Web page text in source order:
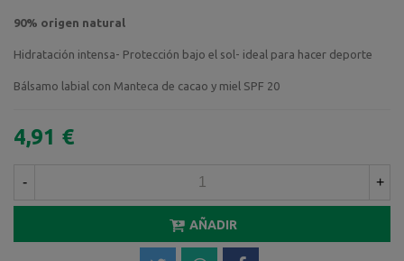
90% origen natural
Hidratación intensa- Protección bajo el sol- ideal para hacer deporte
Bálsamo labial con Manteca de cacao y miel SPF 20
4,91 €
- +
AÑADIR